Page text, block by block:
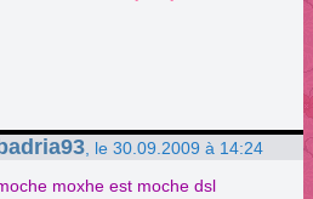
badria93 , le 30.09.2009 à 14:24
moxhe est moche dsl